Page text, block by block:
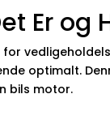
Er og
optimalt.
bils motor.